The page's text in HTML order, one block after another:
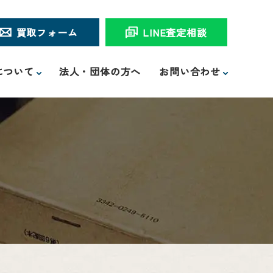
いて 法人・団体の方へ お問い合わせ
買取フォーム LINE査定相談